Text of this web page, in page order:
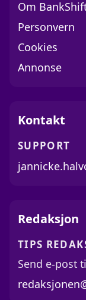
Om
Personvern
Cookies
Annonse
Kontakt
SUPPORT
Redaksjon
TIPS
Send e-post